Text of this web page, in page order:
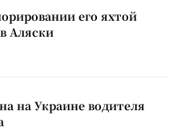
его яхтой
Аляски
на Украине водителя